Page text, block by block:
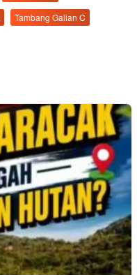
Tambang Galian C